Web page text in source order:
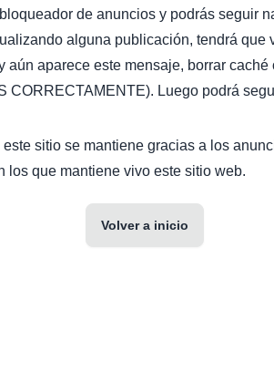
de anuncios y podrás seguir
alguna publicación, tendrá que
aún aparece este mensaje, borrar
CORRECTAMENTE). Luego podrá
sitio se mantiene gracias a los
los que mantiene vivo este sitio web.
Volver a inicio